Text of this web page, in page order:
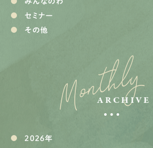
セミナー
その他
Monthly
ARCHIVE
2026年